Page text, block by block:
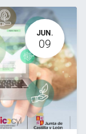
JUN.
09